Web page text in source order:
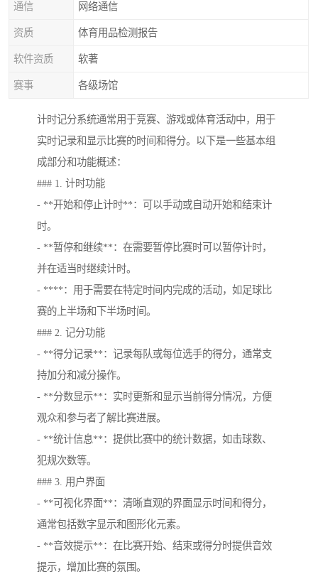
通信 网络通信
资质 体育用品检测报告
软件资质 软著
赛事 各级场馆
计时记分系统通常用于竞赛、游戏或体育活动中，用于
实时记录和显示比赛的时间和得分。以下是一些基本组
成部分和功能概述：
### 1. 计时功能
- **开始和停止计时**：可以手动或自动开始和结束计
时。
- **暂停和继续**：在需要暂停比赛时可以暂停计时，
并在适当时继续计时。
- ****：用于需要在特定时间内完成的活动，如足球比
赛的上半场和下半场时间。
### 2. 记分功能
- **得分记录**：记录每队或每位选手的得分，通常支
持加分和减分操作。
- **分数显示**：实时更新和显示当前得分情况，方便
观众和参与者了解比赛进展。
- **统计信息**：提供比赛中的统计数据，如击球数、
犯规次数等。
### 3. 用户界面
- **可视化界面**：清晰直观的界面显示时间和得分，
通常包括数字显示和图形化元素。
- **音效提示**：在比赛开始、结束或得分时提供音效
提示，增加比赛的氛围。